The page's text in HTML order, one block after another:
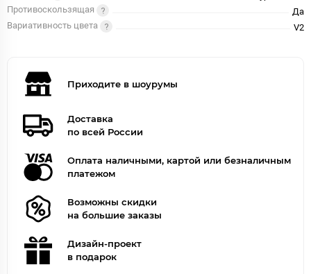
Противоскользящая
Да
Вариативность цвета
V2
Приходите в шоурумы
Доставка
по всей России
Оплата наличными, картой или безналичным
платежом
Возможны скидки
на большие заказы
Дизайн-проект
в подарок